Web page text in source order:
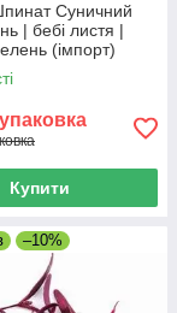
Суничний
| бебі листя |
(імпорт)
Купити
–10%